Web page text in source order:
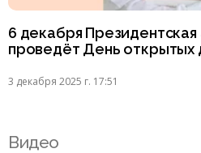
6 декабря
проведёт День открытых
3 декабря 2025 г. 17:51
Видео